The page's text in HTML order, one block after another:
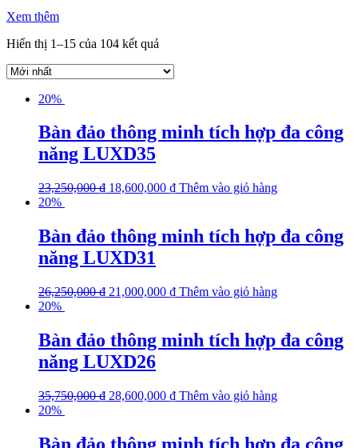
Xem thêm
Hiển thị 1–15 của 104 kết quả
20%
Bàn đảo thông minh tích hợp đa công
năng LUXD35
23,250,000₫ 18,600,000 ₫ Thêm vào giỏ hàng
20%
Bàn đảo thông minh tích hợp đa công
năng LUXD31
26,250,000₫ 21,000,000 ₫ Thêm vào giỏ hàng
20%
Bàn đảo thông minh tích hợp đa công
năng LUXD26
35,750,000₫ 28,600,000 ₫ Thêm vào giỏ hàng
20%